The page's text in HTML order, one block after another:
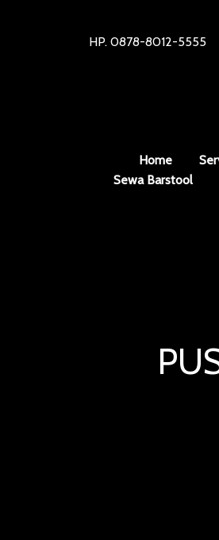
HP. 0878-8012-5555
Home
Sewa Barstool